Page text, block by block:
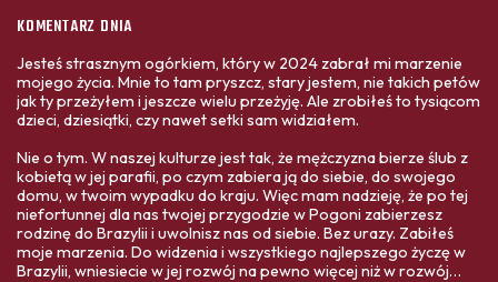
KOMENTARZ DNIA
Jesteś strasznym ogórkiem, który w 2024 zabrał mi marzenie
mojego życia. Mnie to tam pryszcz, stary jestem, nie takich petów
jak ty przeżyłem i jeszcze wielu przeżyję. Ale zrobiłeś to tysiącom
dzieci, dziesiątki, czy nawet setki sam widziałem.
Nie o tym. W naszej kulturze jest tak, że mężczyzna bierze ślub z
kobietą w jej parafii, po czym zabiera ją do siebie, do swojego
domu, w twoim wypadku do kraju. Więc mam nadzieję, że po tej
niefortunnej dla nas twojej przygodzie w Pogoni zabierzesz
rodzinę do Brazylii i uwolnisz nas od siebie. Bez urazy. Zabiłeś
moje marzenia. Do widzenia i wszystkiego najlepszego życzę w
Brazylii, wniesiecie w jej rozwój na pewno więcej niż w rozwój